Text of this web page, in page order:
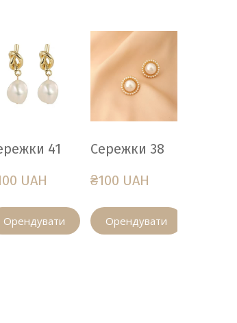
41
UAH
Орендувати
Сережки 38
₴100 UAH
Орендувати